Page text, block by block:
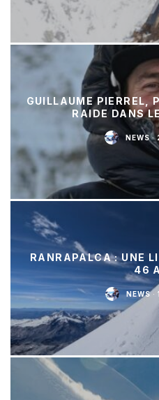
GUILLAUME PIERREL,
RAIDE DANS
NEWS ·
RANRAPALCA : UNE
46
NEWS ·